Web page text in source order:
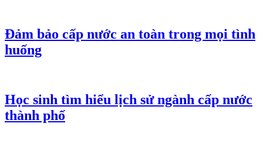
Đảm bảo cấp nước an toàn trong mọi tình
huống
Học sinh tìm hiểu lịch sử ngành cấp nước
thành phố